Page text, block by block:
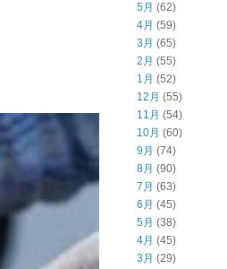
5月 (62)
4月 (59)
3月 (65)
2月 (55)
1月 (52)
12月 (55)
11月 (54)
10月 (60)
9月 (74)
8月 (90)
7月 (63)
6月 (45)
5月 (38)
4月 (45)
3月 (29)